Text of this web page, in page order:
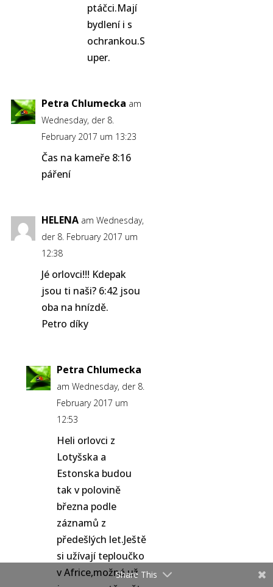
ptáčci.Mají
bydlení i s
ochrankou.S
uper.
Petra Chlumecka am
Wednesday, der 8.
February 2017 um 13:23
Čas na kameře 8:16
páření
HELENA am Wednesday,
der 8. February 2017 um
12:38
Jé orlovci!!! Kdepak
jsou ti naši? 6:42 jsou
oba na hnízdě.
Petro díky
Petra Chlumecka
am Wednesday, der 8.
February 2017 um
12:53
Heli orlovci z
Lotyšska a
Estonska budou
tak v polovině
března podle
záznamů z
předešlých let.Ještě
si užívají teploučko
v Africe,možná už
Share This